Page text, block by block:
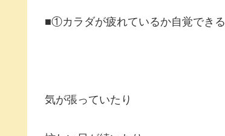
■①カラダが疲れているか自覚できる
気が張っていたり